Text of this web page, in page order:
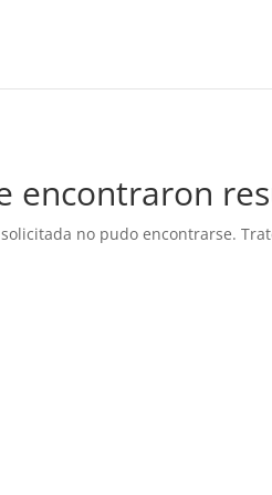
encontraron
no pudo encontrarse.